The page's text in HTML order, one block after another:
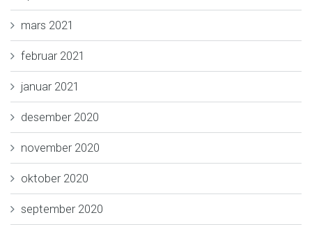
mars 2021
februar 2021
januar 2021
desember 2020
november 2020
oktober 2020
september 2020